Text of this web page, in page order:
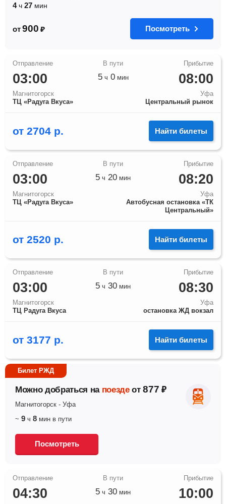
4 ч 27 мин
от 900 ₽ Посмотреть
03:00
Магнитогорск
ТЦ «Радуга Вкуса»
08:00
Уфа
Центральный рынок
5ч 0мин
от 2704 р. Найти билеты
03:00
Магнитогорск
ТЦ «Радуга Вкуса»
08:20
Уфа
Автобусная остановка «ТК
Центральный»
5 ч 20 мин
от 2520 р. Найти билеты
03:00
Магнитогорск
ТЦ Радуга Вкуса
08:30
Уфа
остановка ЖД вокзал
5 ч 30 мин
от 3177 р. Найти билеты
Билет РЖД
Можно добраться на поезде от 877 ₽
Магнитогорск - Уфа
~ 9 ч 8 мин в пути
Посмотреть
04:30 10:00
5 ч 30 мин